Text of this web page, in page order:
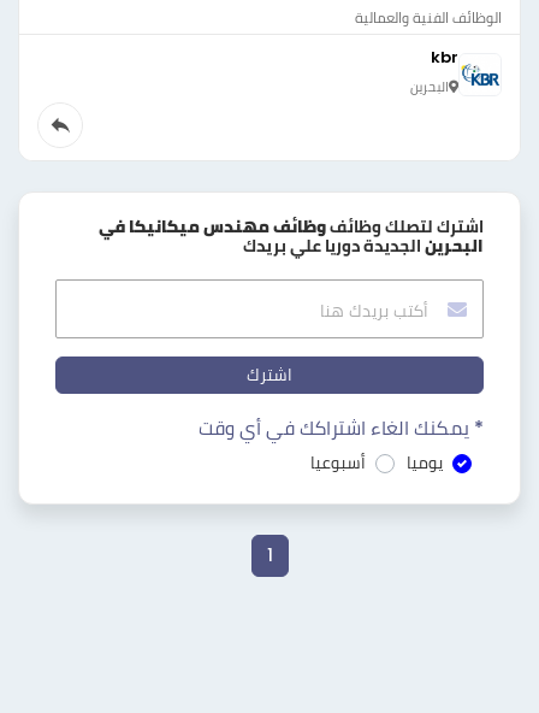
الوظائف الفنية والعمالية
kbr
البحرين
اشترك لتصلك وظائفوظائف مهندس ميكانيكا في
البحرين الجديدة دوريا علي بريدك
اشترك
* يمكنك الغاء اشتراكك في أي وقت
يوميا أسبوعيا
1